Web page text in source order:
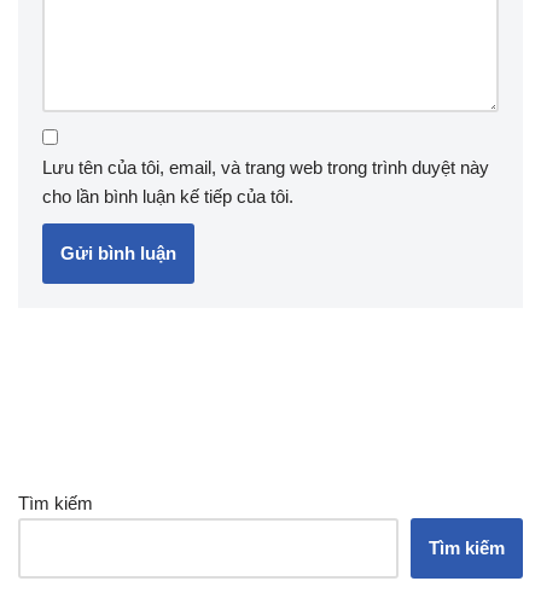
Lưu tên của tôi, email, và trang web trong trình duyệt này
cho lần bình luận kế tiếp của tôi.
Tìm kiếm
Tìm kiếm